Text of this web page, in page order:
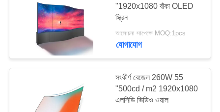
ইন্টারেক্টিভ ডিজিটাল সিগনেজ
47
"1920x1080 বাঁকা OLED
স্ক্রিন
আলোচনা সাপেক্ষে MOQ:1pcs
যোগাযোগ
সংকীর্ণ বেজেল 260W 55
"500cd / m2 1920x1080
এলসিডি ভিডিও ওয়াল